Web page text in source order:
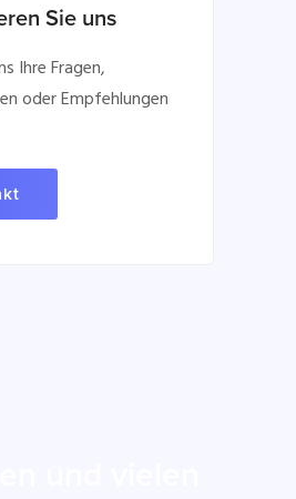
Sie uns
Ihre Fragen,
oder Empfehlungen